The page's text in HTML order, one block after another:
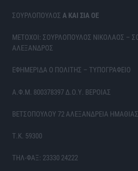
ΣΟΥΡΛΟΠΟΥΛΟΣ Α ΚΑΙ ΣΙΑ ΟΕ
ΜΕΤΟΧΟΙ: ΣΟΥΡΛΟΠΟΥΛΟΣ ΝΙΚΟΛΑΟΣ –
ΑΛΕΞΑΝΔΡΟΣ
ΕΦΗΜΕΡΙΔΑ Ο ΠΟΛΙΤΗΣ – ΤΥΠΟΓΡΑΦΕΙΟ
Α.Φ.Μ. 800378397 Δ.Ο.Υ. ΒΕΡΟΙΑΣ
ΒΕΤΣΟΠΟΥΛΟΥ 72 ΑΛΕΞΑΝΔΡΕΙΑ ΗΜΑΘΙΑΣ
Τ.Κ. 59300
ΤΗΛ-ΦΑΞ: 23330 24222